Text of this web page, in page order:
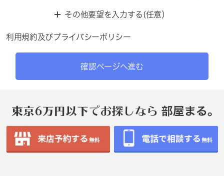
その他要望を入力する(任意）
利用規約及びプライバシーポリシー
確認ページへ進む